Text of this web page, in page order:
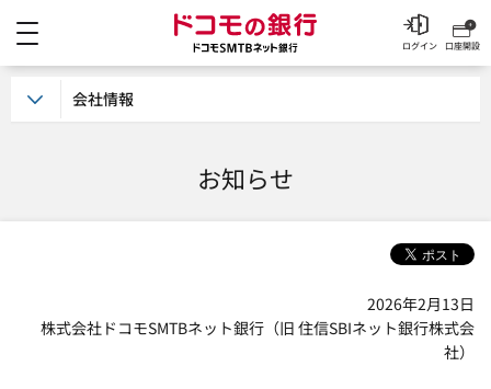
ドコモの銀行 ドコモ
口座開設
ログイン
お知らせ
2026年2月13日
株式会社ドコモSMTBネット銀行（旧 住信SBIネット銀行株式会
社）
会社情報